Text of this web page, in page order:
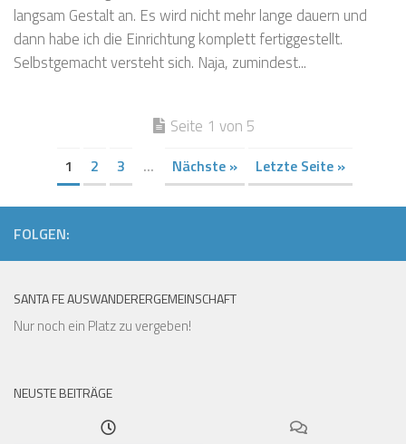
langsam Gestalt an. Es wird nicht mehr lange dauern und
dann habe ich die Einrichtung komplett fertiggestellt.
Selbstgemacht versteht sich. Naja, zumindest...
Seite 1 von 5
1 2 3 ... Nächste » Letzte Seite »
FOLGEN:
SANTA FE AUSWANDERERGEMEINSCHAFT
Nur noch ein Platz zu vergeben!
NEUSTE BEITRÄGE